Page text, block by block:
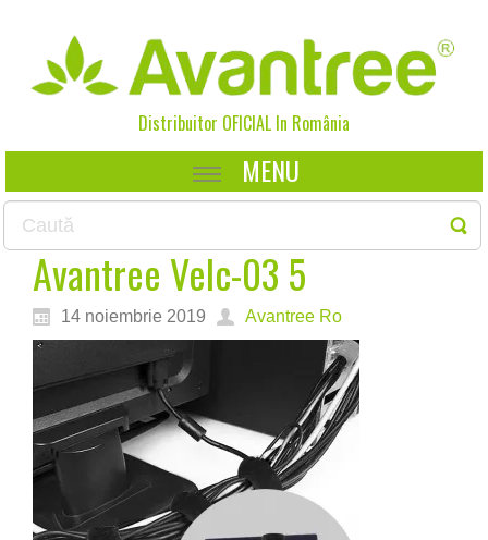
Distribuitor OFICIAL In România
MENU
Avantree Velc-03 5
14 noiembrie 2019 Avantree Ro